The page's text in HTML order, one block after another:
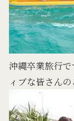
沖縄卒業旅行
ィブな皆さんの